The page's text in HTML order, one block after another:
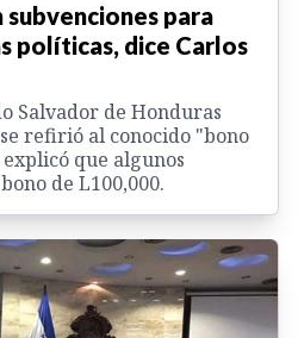
para
políticas, dice Carlos
Salvador de Honduras
refirió al conocido "bono
que algunos
de L100,000.